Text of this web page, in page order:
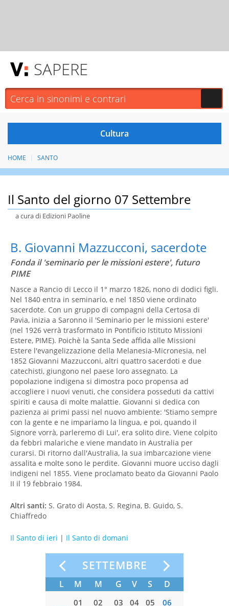
SAPERE
HOME SANTO
Il Santo del giorno 07 Settembre
a cura di Edizioni Paoline
B. Giovanni Mazzucconi, sacerdote
Fonda il 'seminario per le missioni estere', futuro
PIME
Nasce a Rancio di Lecco il 1° marzo 1826, nono di dodici figli.
Nel 1840 entra in seminario, e nel 1850 viene ordinato
sacerdote. Con un gruppo di compagni della Certosa di
Pavia, inizia a Saronno il 'Seminario per le missioni estere'
(nel 1926 verrà trasformato in Pontificio Istituto Missioni
Estere, PIME). Poichè la Santa Sede affida alle Missioni
Estere l'evangelizzazione della Melanesia-Micronesia, nel
1852 Giovanni Mazzucconi, altri quattro sacerdoti e due
catechisti, giungono nel paese loro assegnato. La
popolazione indigena si dimostra poco propensa ad
accogliere i nuovi venuti, che considera posseduti da cattivi
spiriti e causa di molte malattie. Giovanni si dedica con
pazienza ai primi passi nel nuovo ambiente: 'Stiamo sempre
con la gente e ne impariamo la lingua, e poi, quando il
Signore vorrà, parleremo di Lui', era solito dire. Viene colpito
da febbri malariche e viene mandato in Australia per
curarsi. Di ritorno dall'Australia, la sua imbarcazione viene
assalita e molte sono le perdite. Giovanni muore ucciso dagli
indigeni nel 1855. Viene proclamato beato da Giovanni Paolo
II il 19 febbraio 1984.
Altri santi: S. Grato di Aosta, S. Regina, B. Guido, S.
Chiaffredo
Il Santo di ieri | Il Santo di domani
SETTEMBRE
L M M G V S D
01 02 03 04 05
06